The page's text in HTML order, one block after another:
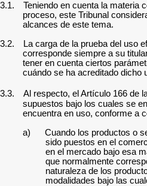
3.1.
Teniendo en cuenta la materia
proceso, este Tribunal
alcances de este tema.
3.2.
La carga de la prueba del uso
corresponde siempre a su
tener en cuenta ciertos
cuándo se ha acreditado dicho
3.3. Al respecto, el Artículo 166 de
supuestos bajo los cuales se
encuentra en uso, conforme a
a)
Cuando los productos o
sido puestos en el
en el mercado bajo esa
que normalmente
naturaleza de los
modalidades bajo las